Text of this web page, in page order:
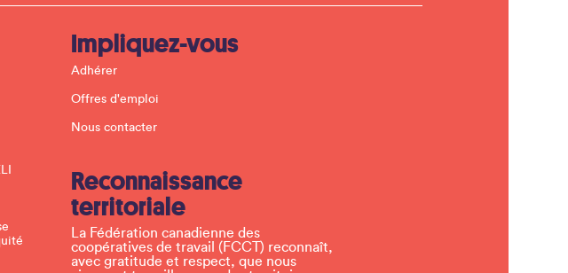
Impliquez-vous
Adhérer
Offres d'emploi
Nous contacter
Reconnaissance
territoriale
La Fédération canadienne des
coopératives de travail (FCCT) reconnaît,
avec gratitude et respect, que nous